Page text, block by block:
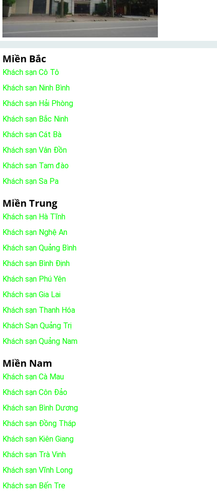
Miền Bắc
Khách sạn Cô Tô
Khách sạn Ninh Bình
Khách sạn Hải Phòng
Khách sạn Bắc Ninh
Khách sạn Cát Bà
Khách sạn Vân Đồn
Khách sạn Tam đào
Khách sạn Sa Pa
Miền Trung
Khách sạn Hà Tĩnh
Khách sạn Nghệ An
Khách sạn Quảng Bình
Khách sạn Bình Định
Khách sạn Phú Yên
Khách sạn Gia Lai
Khách sạn Thanh Hóa
Khách Sạn Quảng Trị
Khách sạn Quảng Nam
Miền Nam
Khách sạn Cà Mau
Khách sạn Côn Đảo
Khách sạn Bình Dương
Khách sạn Đồng Tháp
Khách sạn Kiên Giang
Khách sạn Trà Vinh
Khách sạn Vĩnh Long
Khách sạn Bến Tre